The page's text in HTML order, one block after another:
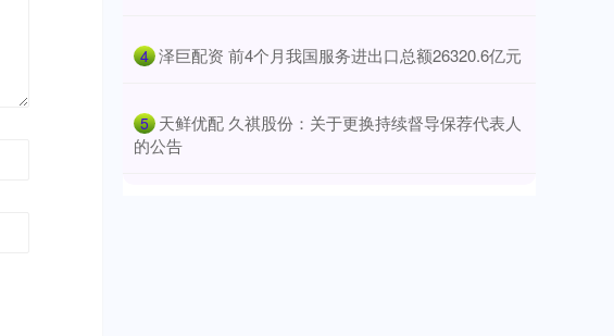
4 ​泽巨配资 前4个月我国服务进出口总额26320.6亿元
5 ​天鲜优配 久祺股份：关于更换持续督导保荐代表人
的公告